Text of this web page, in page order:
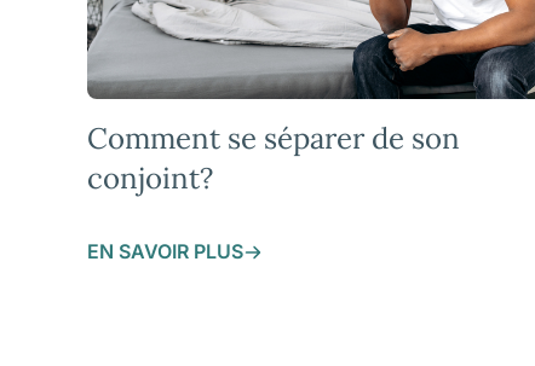
Comment se séparer de son
conjoint?
EN SAVOIR PLUS